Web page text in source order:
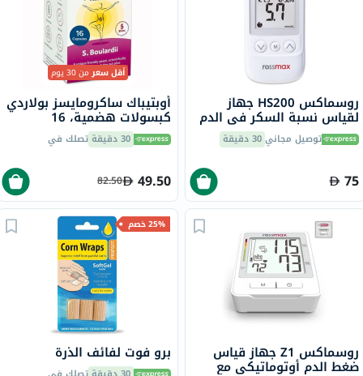
روسماكس HS200 جهاز
لقياس نسبة السكر في الدم
مع شرائط للتحكم في مرض
السكريتوصيل مجاني30 دقيقة
75
أقل سعرمن 30 يوم
أوبتيباك ساكرومايسز بولاردي
كبسولات هضمية، 16
كبسولة30 دقيقة تصلك في
49.50
82.50
روسماكس Z1 جهاز قياس
ضغط الدم أوتوماتيكي مع
25% خصم
برو فوت لفائف الذرة